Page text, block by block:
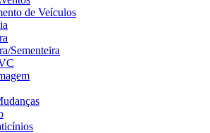
de Veículos
Sementeira